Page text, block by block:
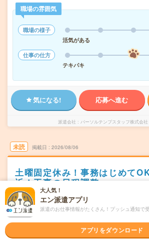
職場の雰囲気
職場の様子
活気がある
仕事の仕方
テキパキ
気になる! 応募へ進む
派遣会社 パーソルテンプスタッフ株式会
未読 掲載日 2026/08/06
土曜固定休み！事務はじめて
近！工事の日程調整
職種未経験OK 交通費別途支給あり
勤務地
八王子駅から徒歩2分／京王八王子
月・火・水・木・金・日(週5日) ※
大人気！
エン派遣アプリ
派遣のお仕事情報がたくさん！プッシュ通知で
アプリをダウンロード